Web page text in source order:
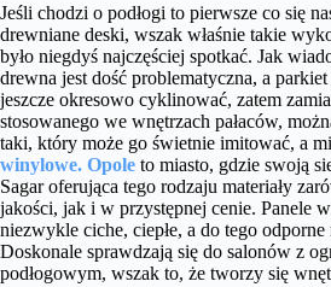
Jeśli chodzi o podłogi to pierwsze co się
drewniane deski, wszak właśnie takie
było niegdyś najczęściej spotkać. Jak
drewna jest dość problematyczna, a
jeszcze okresowo cyklinować, zatem
stosowanego we wnętrzach pałaców,
taki, który może go świetnie imitować, a
winylowe. Opole to miasto, gdzie swoją
Sagar oferująca tego rodzaju materiały
jakości, jak i w przystępnej cenie. Panele
niezwykle ciche, ciepłe, a do tego odporne
Doskonale sprawdzają się do salonów z
podłogowym, wszak to, że tworzy się